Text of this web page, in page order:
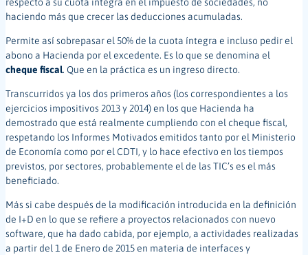
haciendo más que crecer las deducciones acumuladas.
Permite así sobrepasar el 50% de la cuota íntegra e incluso pedir el
abono a Hacienda por el excedente. Es lo que se denomina el
cheque fiscal. Que en la práctica es un ingreso directo.
Transcurridos ya los dos primeros años (los correspondientes a los
ejercicios impositivos 2013 y 2014) en los que Hacienda ha
demostrado que está realmente cumpliendo con el cheque fiscal,
respetando los Informes Motivados emitidos tanto por el Ministerio
de Economía como por el CDTI, y lo hace efectivo en los tiempos
previstos, por sectores, probablemente el de las TIC’s es el más
beneficiado.
Más si cabe después de la modificación introducida en la definición
de I+D en lo que se refiere a proyectos relacionados con nuevo
software, que ha dado cabida, por ejemplo, a actividades realizadas
a partir del 1 de Enero de 2015 en materia de interfaces y